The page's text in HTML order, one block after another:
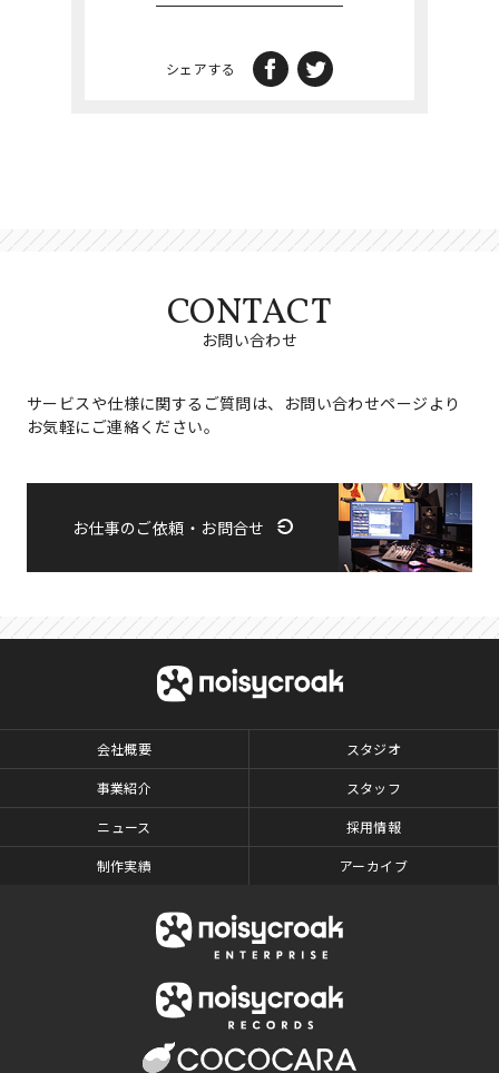
シェアする
CONTACT
お問い合わせ
サービスや仕様に関するご質問は、お問い合わせページより
お気軽にご連絡ください。
お仕事のご依頼・お問合せ
会社概要
事業紹介
ニュース
制作実績
スタジオ
スタッフ
採用情報
アーカイブ